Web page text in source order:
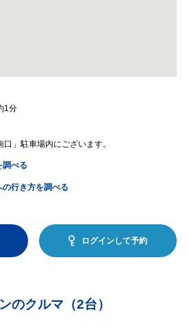
1分
口」駐車場内にございます。
調べる
行き方を調べる
ログインして予約
のクルマ（2台）